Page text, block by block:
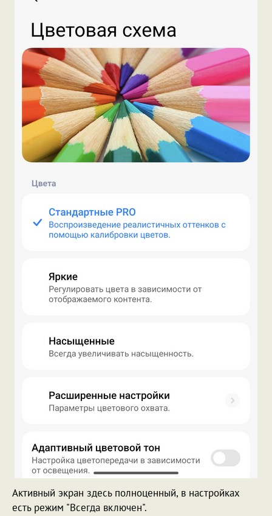
Активный экран здесь полноценный, в настройках
есть режим "Всегда включен".